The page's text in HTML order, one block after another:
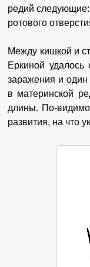
редий
ротового
Между кишкой и
Еркиной удалось
заражения и один
в материнской
длины. По-
развития, на что